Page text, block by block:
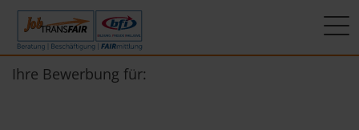
Ihre Bewerbung für:
Mein Weg zum Job
ÜBER UNS
Interner Bereich